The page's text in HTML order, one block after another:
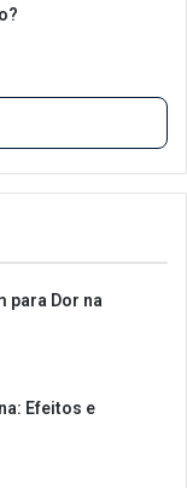
para Dor na
Efeitos e